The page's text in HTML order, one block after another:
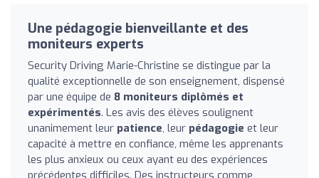
Une pédagogie bienveillante et des
moniteurs experts
Security Driving Marie-Christine se distingue par la
qualité exceptionnelle de son enseignement, dispensé
par une équipe de 8 moniteurs diplômés et
expérimentés. Les avis des élèves soulignent
unanimement leur patience, leur pédagogie et leur
capacité à mettre en confiance, même les apprenants
les plus anxieux ou ceux ayant eu des expériences
précédentes difficiles. Des instructeurs comme